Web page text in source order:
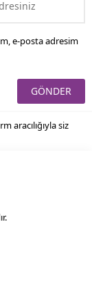
e-posta adresim
aracılığıyla siz